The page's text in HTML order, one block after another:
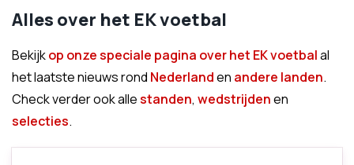
Alles over het EK voetbal
Bekijkop onze speciale pagina over het EK voetbalal
het laatste nieuws rond Nederlanden andere landen.
Check verder ook allestanden, wedstrijdenen
selecties.